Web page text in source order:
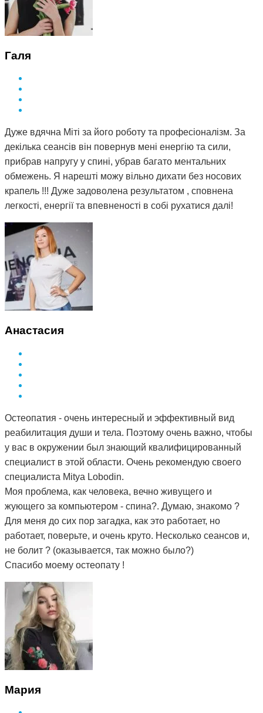
Галя
Дуже вдячна Міті за його роботу та професіоналізм. За
декілька сеансів він повернув мені енергію та сили,
прибрав напругу у спині, убрав багато ментальних
обмежень. Я нарешті можу вільно дихати без носових
крапель !!! Дуже задоволена результатом , сповнена
легкості, енергії та впевненості в собі рухатися далі!
Анастасия
Остеопатия - очень интересный и эффективный вид
реабилитация души и тела. Поэтому очень важно, чтобы
у вас в окружении был знающий квалифицированный
специалист в этой области. Очень рекомендую своего
специалиста Mitya Lobodin.
Моя проблема, как человека, вечно живущего и
жующего за компьютером - спина?. Думаю, знакомо ?
Для меня до сих пор загадка, как это работает, но
работает, поверьте, и очень круто. Несколько сеансов и,
не болит ? (оказывается, так можно было?)
Спасибо моему остеопату !
Мария